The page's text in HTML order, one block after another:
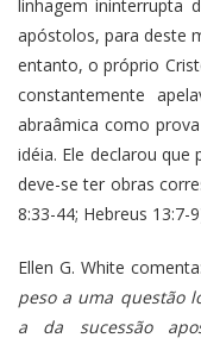
linhagem ininterrupta
apóstolos, para deste
entanto, o próprio
constantemente
abraâmica como
idéia. Ele declarou
deve-se ter obras
8:33-44; Hebreus 13:7-
Ellen G. White comenta:
peso a uma questão
a da sucessão